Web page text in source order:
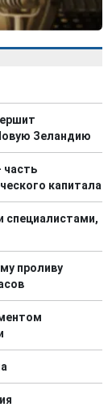
Зеландию
часть
капитала
специалистами,
проливу